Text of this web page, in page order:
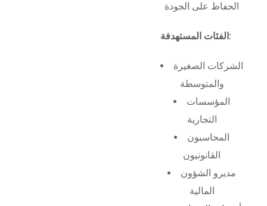
الحفاظ على الجودة
الفئات المستهدفة:
الشركات الصغيرة
والمتوسطة
المؤسسات
التجارية
المحاسبون
القانونيون
مديرو الشؤون
المالية